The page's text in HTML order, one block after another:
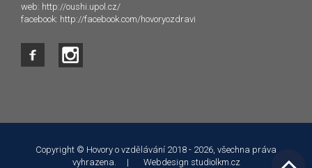
web: http://oushi.upol.cz/
facebook: http://facebook.com/hovoryozdravi
Copyright © Hovory o vzdělávání 2018 - 2026, všechna práva
vyhrazena. | Webdesign studiolkm.cz
souhlasíte.
Souhlasím